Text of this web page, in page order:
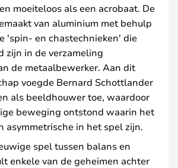
moeiteloos als een acrobaat. De
van aluminium met behulp
'spin- en chastechnieken' die
zijn in de verzameling
de metaalbewerker. Aan dit
voegde Bernard Schottlander
als beeldhouwer toe, waardoor
beweging ontstond waarin het
asymmetrische in het spel zijn.
spel tussen balans en
enkele van de geheimen achter